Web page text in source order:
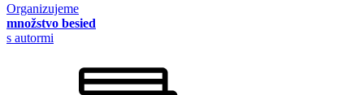
Organizujeme
množstvo besied
s autormi